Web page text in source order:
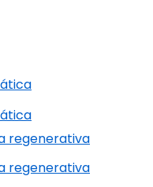
regenerativa
regenerativa